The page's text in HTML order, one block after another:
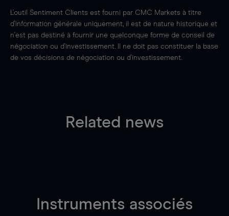
L'outil Sentiment Clients est fourni par CMC Markets à titre
d'information générale uniquement, il est de nature historique et
n'est pas destiné à fournir une quelconque forme de conseil de
négociation ou d'investissement. Il ne doit pas constituer la base
de vos décisions de négociation ou d'investissement.
Related news
Instruments associés